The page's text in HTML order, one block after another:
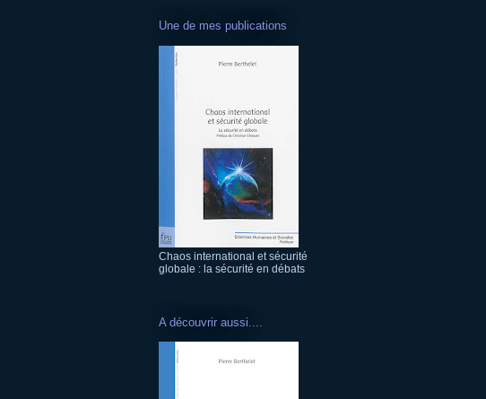
Une de mes publications
Chaos international et sécurité
globale : la sécurité en débats
A découvrir aussi....